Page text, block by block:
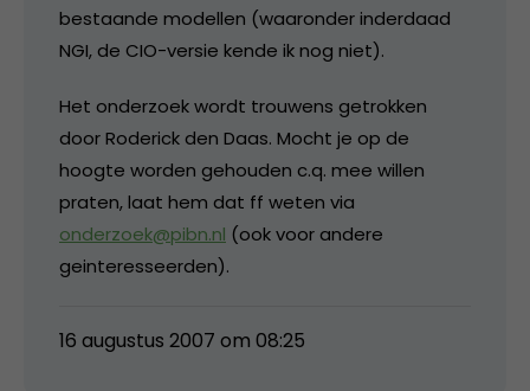
bestaande modellen (waaronder inderdaad
NGI, de CIO-versie kende ik nog niet).
Het onderzoek wordt trouwens getrokken
door Roderick den Daas. Mocht je op de
hoogte worden gehouden c.q. mee willen
praten, laat hem dat ff weten via
onderzoek@pibn.nl (ook voor andere
geinteresseerden).
16 augustus 2007 om 08:25